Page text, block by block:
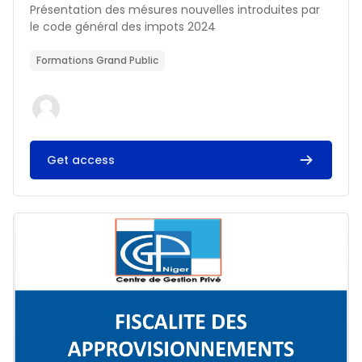
Résumé du cours :
Présentation des mésures nouvelles introduites par
le code général des impots 2024
Formations Grand Public
Get access
Image du cours FISCALITE DES APPROVISIONNEMENTS